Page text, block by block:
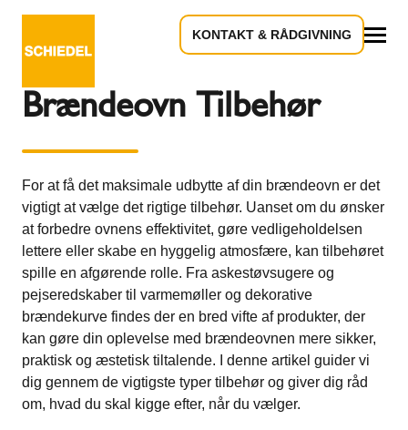
KONTAKT & RÅDGIVNING
Brændeovn Tilbehør
For at få det maksimale udbytte af din brændeovn er det
vigtigt at vælge det rigtige tilbehør. Uanset om du ønsker
at forbedre ovnens effektivitet, gøre vedligeholdelsen
lettere eller skabe en hyggelig atmosfære, kan tilbehøret
spille en afgørende rolle. Fra askestøvsugere og
pejseredskaber til varmemøller og dekorative
brændekurve findes der en bred vifte af produkter, der
kan gøre din oplevelse med brændeovnen mere sikker,
praktisk og æstetisk tiltalende. I denne artikel guider vi
dig gennem de vigtigste typer tilbehør og giver dig råd
om, hvad du skal kigge efter, når du vælger.